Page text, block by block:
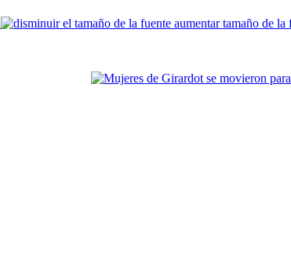
aumentar tamaño de la